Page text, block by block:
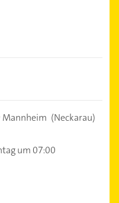
Mannheim (Neckarau)
um 07:00